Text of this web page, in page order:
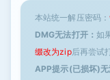
本站统一解压密码：
DMG无法打开： 如
缀改为zip后再尝试
APP提示(已损坏)无